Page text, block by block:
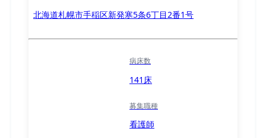
北海道札幌市手稲区新発寒5条6丁目2番1号
病床数
141床
募集職種
看護師